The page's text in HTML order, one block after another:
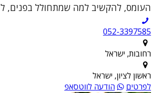
העומס, להקשיב למה שמתחולל בפנים,
052-3397585
רחובות, ישראל
ראשון לציון, ישראל
לפרטים
הודעה לווטסאפ